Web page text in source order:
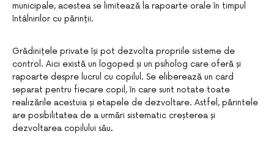
municipale, acestea se limitează la rapoarte orale în timpul
întâlnirilor cu părinții.
Grădinițele private își pot dezvolta propriile sisteme de
control. Aici există un logoped și un psiholog care oferă și
rapoarte despre lucrul cu copilul. Se eliberează un card
separat pentru fiecare copil, în care sunt notate toate
realizările acestuia și etapele de dezvoltare. Astfel, părintele
are posibilitatea de a urmări sistematic creșterea și
dezvoltarea copilului său.